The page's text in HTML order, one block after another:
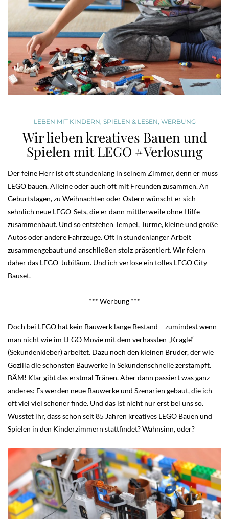
LEBEN MIT KINDERN, SPIELEN & LESEN, WERBUNG
Wir lieben kreatives Bauen und
Spielen mit LEGO #Verlosung
Der feine Herr ist oft stundenlang in seinem Zimmer, denn er muss
LEGO bauen. Alleine oder auch oft mit Freunden zusammen. An
Geburtstagen, zu Weihnachten oder Ostern wünscht er sich
sehnlich neue LEGO-Sets, die er dann mittlerweile ohne Hilfe
zusammenbaut. Und so entstehen Tempel, Türme, kleine und große
Autos oder andere Fahrzeuge. Oft in stundenlanger Arbeit
zusammengebaut und anschließen stolz präsentiert. Wir feiern
daher das LEGO-Jubiläum. Und ich verlose ein tolles LEGO City
Bauset.
*** Werbung ***
Doch bei LEGO hat kein Bauwerk lange Bestand – zumindest wenn
man nicht wie im LEGO Movie mit dem verhassten „Kragle“
(Sekundenkleber) arbeitet. Dazu noch den kleinen Bruder, der wie
Gozilla die schönsten Bauwerke in Sekundenschnelle zerstampft.
BÄM! Klar gibt das erstmal Tränen. Aber dann passiert was ganz
anderes: Es werden neue Bauwerke und Szenarien gebaut, die ich
oft viel viel schöner finde. Und das ist nicht nur erst bei uns so.
Wusstet ihr, dass schon seit 85 Jahren kreatives LEGO Bauen und
Spielen in den Kinderzimmern stattfindet? Wahnsinn, oder?